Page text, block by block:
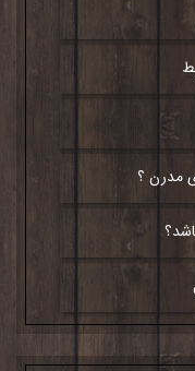
مدرن ؟